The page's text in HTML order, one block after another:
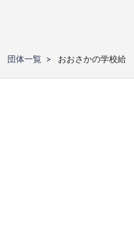
団体一覧
おおさかの学校給